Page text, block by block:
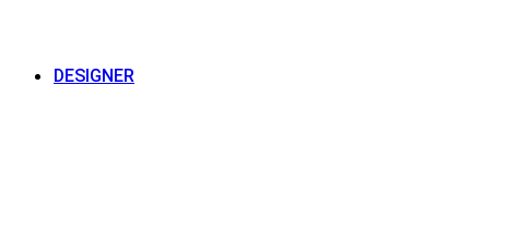
DESIGNER